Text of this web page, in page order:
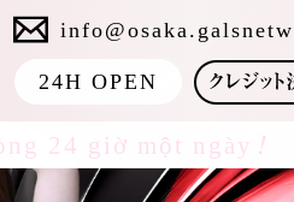
24H OPEN
24 giờ một ngày！